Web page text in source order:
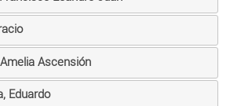
Ascensión
Eduardo